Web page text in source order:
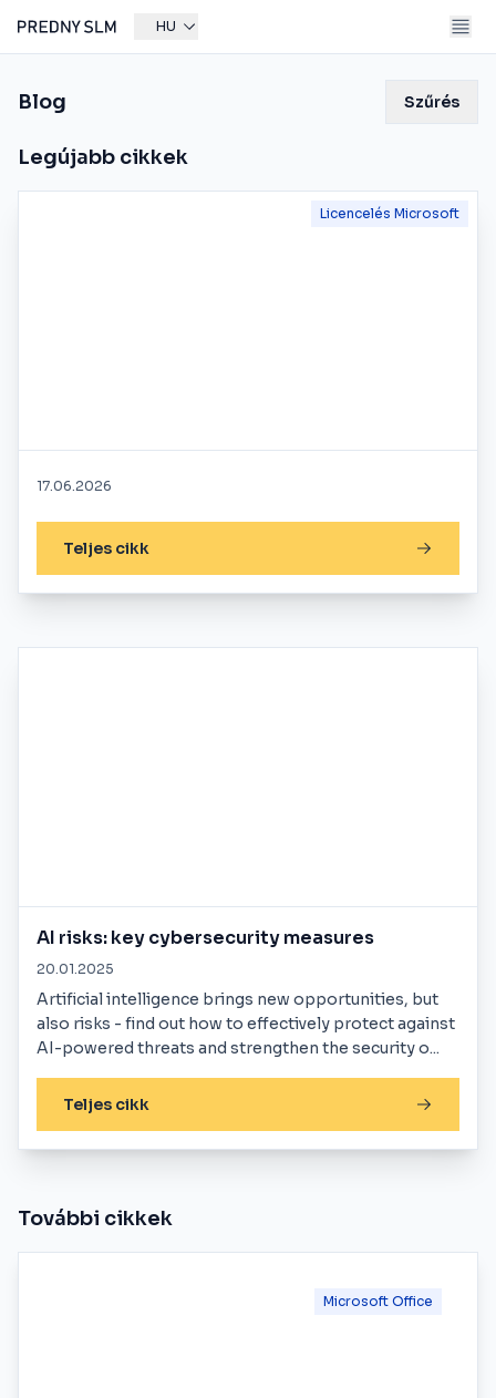
HU
Blog Szűrés
Legújabb cikkek
Licencelés Microsoft
17.06.2026
Teljes cikk
AI risks: key cybersecurity measures
20.01.2025
Artificial intelligence brings new opportunities, but
also risks - find out how to effectively protect against
AI-powered threats and strengthen the security o...
Teljes cikk
További cikkek
Microsoft Office